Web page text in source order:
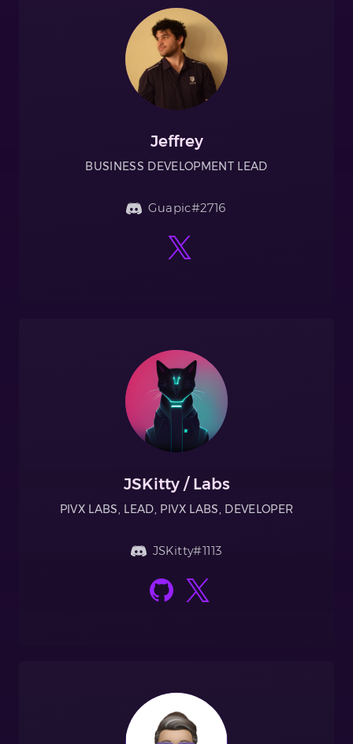
Jeffrey
BUSINESS DEVELOPMENT LEAD
Guapic#2716
JSKitty / Labs
PIVX LABS, LEAD, PIVX LABS, DEVELOPER
JSKitty#1113